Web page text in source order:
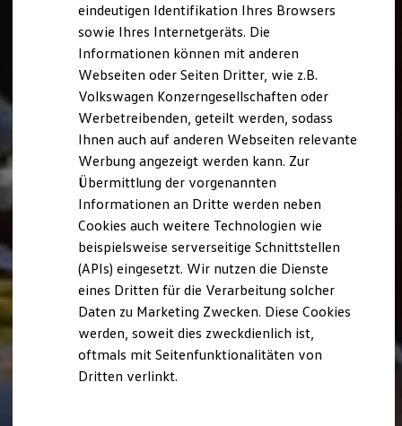
Lifestyle Shop
T-Roc Kollektion
Golf Kollektion
Volkswagen Kollektion
R-Kollektion
GTI Kollektion
Fußball Drop
we drive football
#wedriveproud
Besitzer und Service
myVolkswagen
Software Updates
Service und Ersatzteile
Inspektion und HU/AU
Reparaturen und Checks
Motorenöl und Flüssigkeiten
Räder und Reifen
Pannen- und Unfallhilfe
Economy Service
Volkswagen Teile
Zubehör
Modellspezifisches Zubehör
eindeutigen Identifikation Ihres Browsers
sowie Ihres Internetgeräts. Die
Informationen können mit anderen
Webseiten oder Seiten Dritter, wie z.B.
Volkswagen Konzerngesellschaften oder
Werbetreibenden, geteilt werden, sodass
Ihnen auch auf anderen Webseiten relevante
Werbung angezeigt werden kann. Zur
Übermittlung der vorgenannten
Informationen an Dritte werden neben
Cookies auch weitere Technologien wie
beispielsweise serverseitige Schnittstellen
(APIs) eingesetzt. Wir nutzen die Dienste
eines Dritten für die Verarbeitung solcher
Daten zu Marketing Zwecken. Diese Cookies
werden, soweit dies zweckdienlich ist,
oftmals mit Seitenfunktionalitäten von
Dritten verlinkt.